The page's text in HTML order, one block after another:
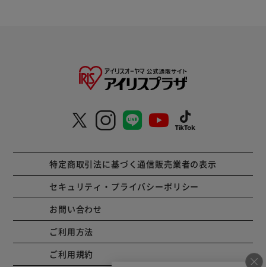
特定商取引法に基づく通信販売業者の表示
セキュリティ・プライバシーポリシー
お問い合わせ
ご利用方法
ご利用規約